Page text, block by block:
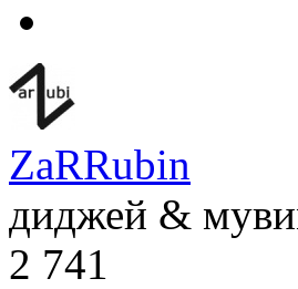
ZaRRubin
диджей &
2 741